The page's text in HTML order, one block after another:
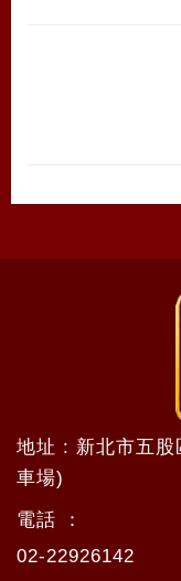
地址 : 新北市五股
車場)
電話 ：
02-22926142